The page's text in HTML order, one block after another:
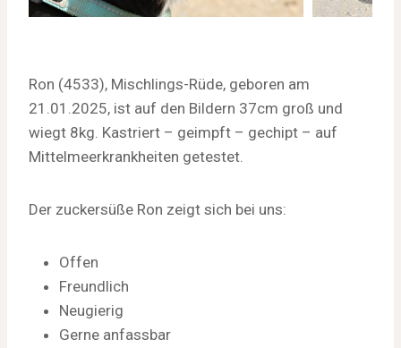
Ron (4533), Mischlings-Rüde, geboren am
21.01.2025, ist auf den Bildern 37cm groß und
wiegt 8kg. Kastriert – geimpft – gechipt – auf
Mittelmeerkrankheiten getestet.
Der zuckersüße Ron zeigt sich bei uns:
Offen
Freundlich
Neugierig
Gerne anfassbar